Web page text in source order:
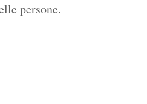
persone.